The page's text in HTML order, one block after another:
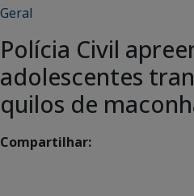
Geral
Polícia Civil
adolescentes
quilos de
Compartilhar: